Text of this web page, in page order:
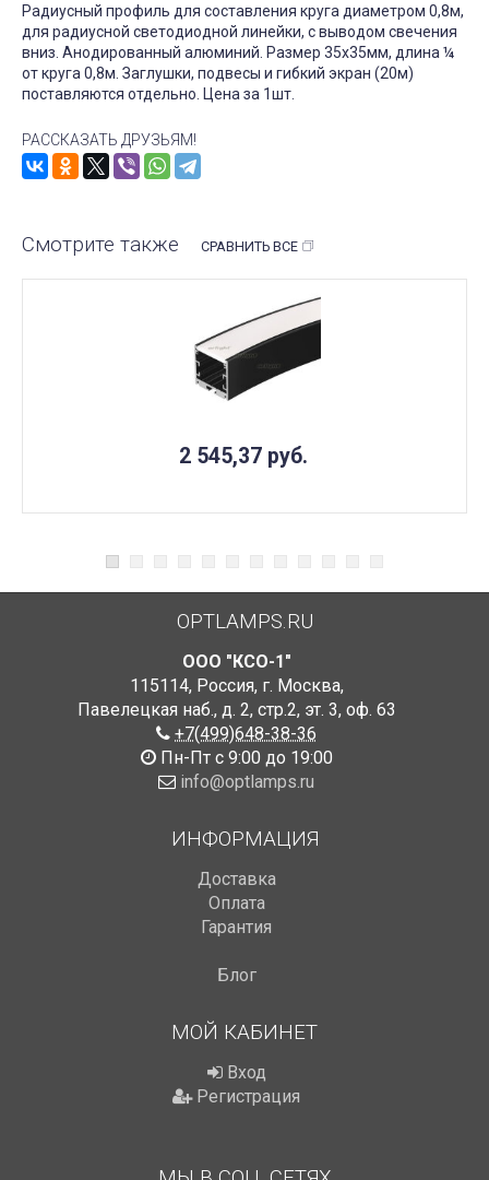
Радиусный профиль для составления круга диаметром 0,8м,
для радиусной светодиодной линейки, с выводом свечения
вниз. Анодированный алюминий. Размер 35х35мм, длина ¼
от круга 0,8м. Заглушки, подвесы и гибкий экран (20м)
поставляются отдельно. Цена за 1шт.
РАССКАЗАТЬ ДРУЗЬЯМ!
Смотрите также СРАВНИТЬ ВСЕ
2 545,37 руб.
OPTLAMPS.RU
ООО "КСО-1"
115114, Россия, г. Москва,
Павелецкая наб., д. 2, стр.2, эт. 3, оф. 63
+7(499)648-38-36
Пн-Пт с 9:00 до 19:00
info@optlamps.ru
ИНФОРМАЦИЯ
Доставка
Оплата
Гарантия
Блог
МОЙ КАБИНЕТ
Вход
Регистрация